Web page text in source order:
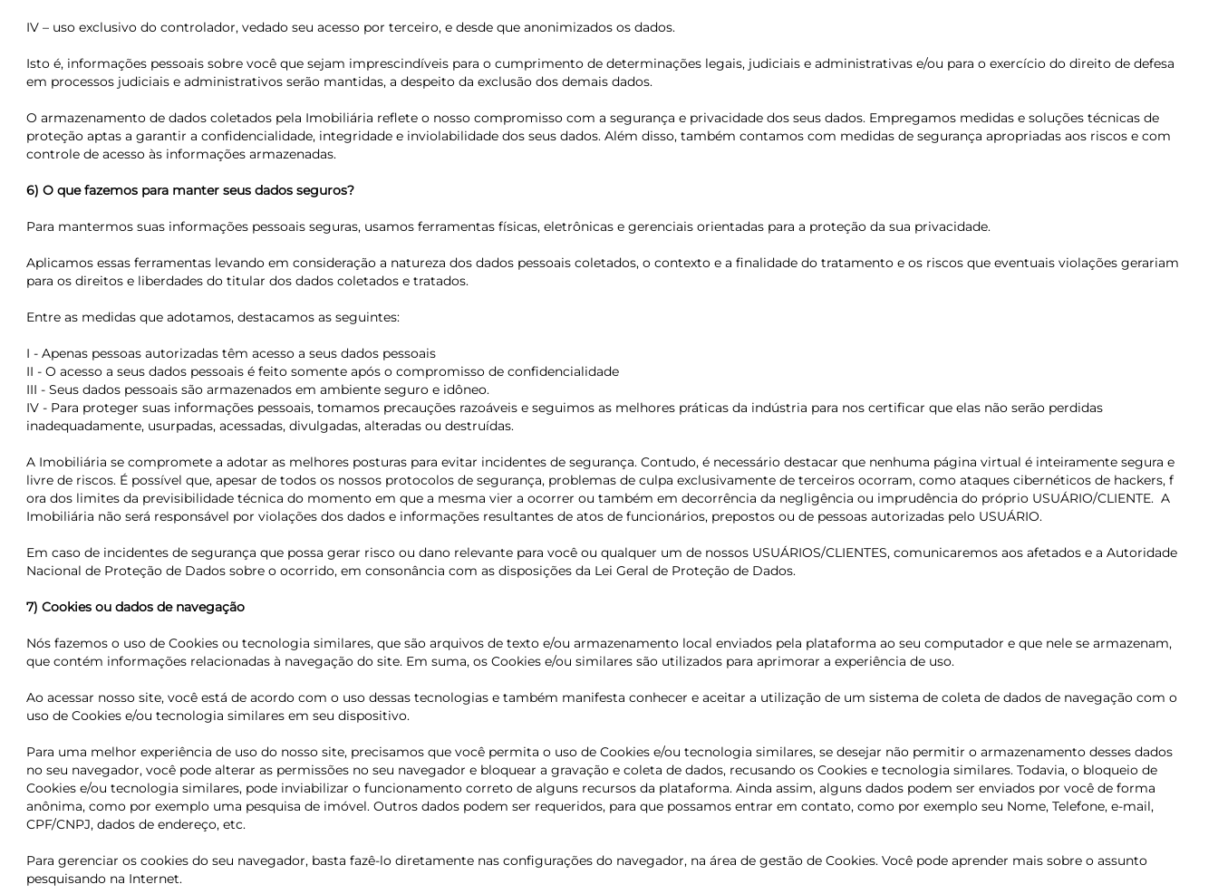
IV – uso exclusivo do controlador, vedado seu acesso por terceiro, e desde que anonimizados os dados.
Isto é, informações pessoais sobre você que sejam imprescindíveis para o cumprimento de determinações legais, judiciais e administrativas e/ou para o exercício do direito de defesa
em processos judiciais e administrativos serão mantidas, a despeito da exclusão dos demais dados.
O armazenamento de dados coletados pela Imobiliária reflete o nosso compromisso com a segurança e privacidade dos seus dados. Empregamos medidas e soluções técnicas de
proteção aptas a garantir a confidencialidade, integridade e inviolabilidade dos seus dados. Além disso, também contamos com medidas de segurança apropriadas aos riscos e com
controle de acesso às informações armazenadas.
6) O que fazemos para manter seus dados seguros?
Para mantermos suas informações pessoais seguras, usamos ferramentas físicas, eletrônicas e gerenciais orientadas para a proteção da sua privacidade.
Aplicamos essas ferramentas levando em consideração a natureza dos dados pessoais coletados, o contexto e a finalidade do tratamento e os riscos que eventuais violações gerariam
para os direitos e liberdades do titular dos dados coletados e tratados.
Entre as medidas que adotamos, destacamos as seguintes:
I - Apenas pessoas autorizadas têm acesso a seus dados pessoais
II - O acesso a seus dados pessoais é feito somente após o compromisso de confidencialidade
III - Seus dados pessoais são armazenados em ambiente seguro e idôneo.
IV - Para proteger suas informações pessoais, tomamos precauções razoáveis e seguimos as melhores práticas da indústria para nos certificar que elas não serão perdidas
inadequadamente, usurpadas, acessadas, divulgadas, alteradas ou destruídas.
A Imobiliária se compromete a adotar as melhores posturas para evitar incidentes de segurança. Contudo, é necessário destacar que nenhuma página virtual é inteiramente segura e
livre de riscos. É possível que, apesar de todos os nossos protocolos de segurança, problemas de culpa exclusivamente de terceiros ocorram, como ataques cibernéticos de hackers, f
ora dos limites da previsibilidade técnica do momento em que a mesma vier a ocorrer ou também em decorrência da negligência ou imprudência do próprio USUÁRIO/CLIENTE. A
Imobiliária não será responsável por violações dos dados e informações resultantes de atos de funcionários, prepostos ou de pessoas autorizadas pelo USUÁRIO.
Em caso de incidentes de segurança que possa gerar risco ou dano relevante para você ou qualquer um de nossos USUÁRIOS/CLIENTES, comunicaremos aos afetados e a Autoridade
Nacional de Proteção de Dados sobre o ocorrido, em consonância com as disposições da Lei Geral de Proteção de Dados.
7) Cookies ou dados de navegação
Nós fazemos o uso de Cookies ou tecnologia similares, que são arquivos de texto e/ou armazenamento local enviados pela plataforma ao seu computador e que nele se armazenam,
que contém informações relacionadas à navegação do site. Em suma, os Cookies e/ou similares são utilizados para aprimorar a experiência de uso.
Ao acessar nosso site, você está de acordo com o uso dessas tecnologias e também manifesta conhecer e aceitar a utilização de um sistema de coleta de dados de navegação com o
uso de Cookies e/ou tecnologia similares em seu dispositivo.
Para uma melhor experiência de uso do nosso site, precisamos que você permita o uso de Cookies e/ou tecnologia similares, se desejar não permitir o armazenamento desses dados
no seu navegador, você pode alterar as permissões no seu navegador e bloquear a gravação e coleta de dados, recusando os Cookies e tecnologia similares. Todavia, o bloqueio de
Cookies e/ou tecnologia similares, pode inviabilizar o funcionamento correto de alguns recursos da plataforma. Ainda assim, alguns dados podem ser enviados por você de forma
anônima, como por exemplo uma pesquisa de imóvel. Outros dados podem ser requeridos, para que possamos entrar em contato, como por exemplo seu Nome, Telefone, e-mail,
CPF/CNPJ, dados de endereço, etc.
Para gerenciar os cookies do seu navegador, basta fazê-lo diretamente nas configurações do navegador, na área de gestão de Cookies. Você pode aprender mais sobre o assunto
pesquisando na Internet.